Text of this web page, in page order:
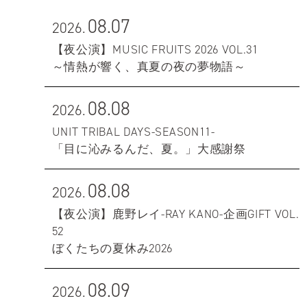
2026.08.07
【夜公演】MUSIC FRUITS 2026 VOL.31
～情熱が響く、真夏の夜の夢物語～
2026.08.08
UNIT TRIBAL DAYS-SEASON11-
「目に沁みるんだ、夏。」大感謝祭
2026.08.08
【夜公演】鹿野レイ-RAY KANO-企画GIFT VOL.
52
ぼくたちの夏休み2026
2026.08.09